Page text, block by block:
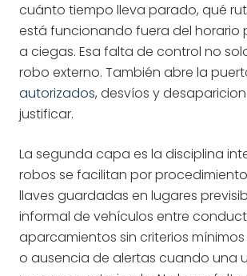
cuánto tiempo lleva parado, qué
está funcionando fuera del horario
a ciegas. Esa falta de control no
robo externo. También abre la
autorizados, desvíos y
justificar.
La segunda capa es la disciplina
robos se facilitan por
llaves guardadas en lugares
informal de vehículos entre
aparcamientos sin criterios
o ausencia de alertas cuando una